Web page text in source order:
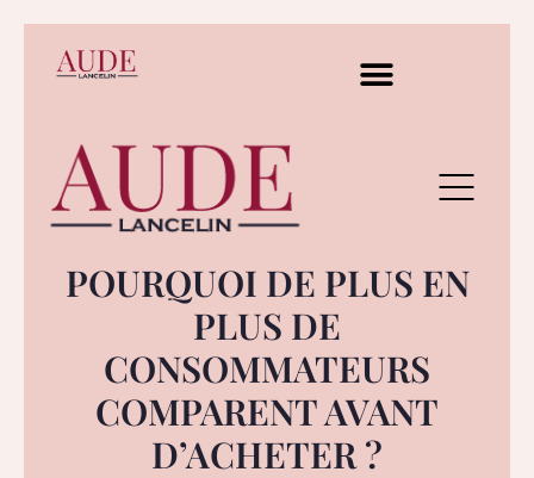
POURQUOI DE PLUS EN
PLUS DE
CONSOMMATEURS
COMPARENT AVANT
D’ACHETER ?